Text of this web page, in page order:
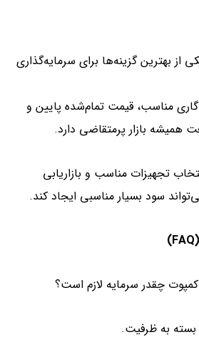
از بهترین گزینه‌ها برای سرمایه‌گذاری
مناسب، قیمت تمام‌شده پایین و
همیشه بازار پرمتقاضی دارد.
تجهیزات مناسب و بازاریابی
سود بسیار مناسبی ایجاد کند.